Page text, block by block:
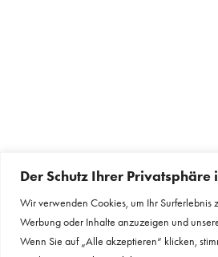
Der Schutz Ihrer Privatsphäre
Wir verwenden Cookies, um Ihr Surferlebnis
Werbung oder Inhalte anzuzeigen und
Wenn Sie auf „Alle akzeptieren“ klicken,